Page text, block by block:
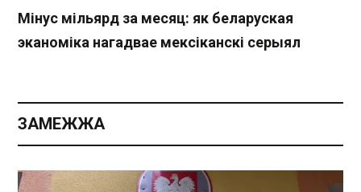
Мінус мільярд за месяц: як беларуская
эканоміка нагадвае мексіканскі серыял
ЗАМЕЖЖА